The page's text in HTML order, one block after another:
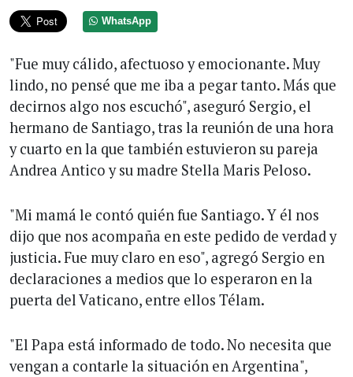
WhatsApp
"Fue muy cálido, afectuoso y emocionante. Muy
lindo, no pensé que me iba a pegar tanto. Más que
decirnos algo nos escuchó", aseguró Sergio, el
hermano de Santiago, tras la reunión de una hora
y cuarto en la que también estuvieron su pareja
Andrea Antico y su madre Stella Maris Peloso.
"Mi mamá le contó quién fue Santiago. Y él nos
dijo que nos acompaña en este pedido de verdad y
justicia. Fue muy claro en eso", agregó Sergio en
declaraciones a medios que lo esperaron en la
puerta del Vaticano, entre ellos Télam.
"El Papa está informado de todo. No necesita que
vengan a contarle la situación en Argentina",